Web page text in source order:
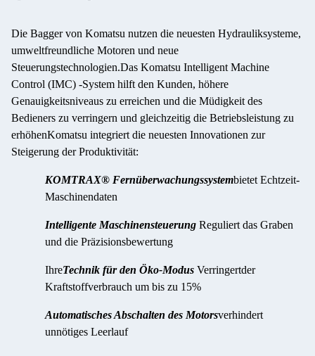
Die Bagger von Komatsu nutzen die neuesten Hydrauliksysteme,
umweltfreundliche Motoren und neue
Steuerungstechnologien.Das Komatsu Intelligent Machine
Control (IMC) -System hilft den Kunden, höhere
Genauigkeitsniveaus zu erreichen und die Müdigkeit des
Bedieners zu verringern und gleichzeitig die Betriebsleistung zu
erhöhenKomatsu integriert die neuesten Innovationen zur
Steigerung der Produktivität:
KOMTRAX® Fernüberwachungssystembietet Echtzeit-
Maschinendaten
Intelligente Maschinensteuerung Reguliert das Graben
und die Präzisionsbewertung
IhreTechnik für den Öko-Modus Verringertder
Kraftstoffverbrauch um bis zu 15%
Automatisches Abschalten des Motorsverhindert
unnötiges Leerlauf